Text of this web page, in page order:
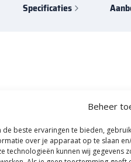
Beheer
de beste ervaringen te bieden,
over je apparaat op te slaan
technologieën kunnen wij gegevens
Specificaties
7 cm